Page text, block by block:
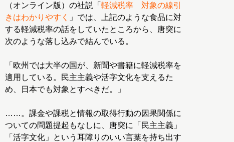
（オンライン版）の社説「 軽減税率 対象の線引
きはわかりやすく
」では、上記のような食品に対
する軽減税率の話をしていたところから、唐突に
次のような落し込みで結んでいる。
「欧州では大半の国が、新聞や書籍に軽減税率を
適用している。民主主義や活字文化を支えるた
め、日本でも対象とすべきだ。」
……。課金や課税と情報の取得行動の因果関係に
ついての問題提起もなしに、唐突に「民主主義」
「活字文化」という耳障りのいい言葉を持ち出す